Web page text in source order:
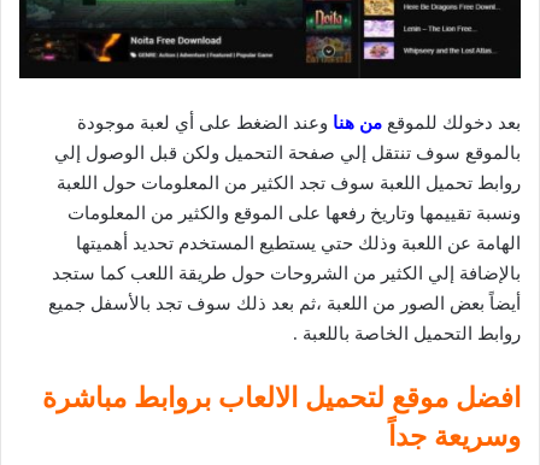
بعد دخولك للموقع من هنا وعند الضغط على أي لعبة موجودة
بالموقع سوف تنتقل إلي صفحة التحميل ولكن قبل الوصول إلي
روابط تحميل اللعبة سوف تجد الكثير من المعلومات حول اللعبة
ونسبة تقييمها وتاريخ رفعها على الموقع والكثير من المعلومات
الهامة عن اللعبة وذلك حتي يستطيع المستخدم تحديد أهميتها
بالإضافة إلي الكثير من الشروحات حول طريقة اللعب كما ستجد
أيضاً بعض الصور من اللعبة ،ثم بعد ذلك سوف تجد بالأسفل جميع
روابط التحميل الخاصة باللعبة .
افضل موقع لتحميل الالعاب بروابط مباشرة
وسريعة جداً